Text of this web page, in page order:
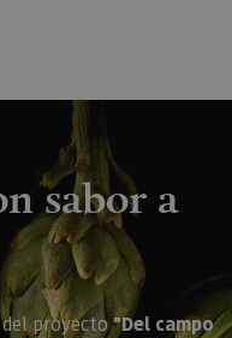
sabor a
del proyecto"Del campo